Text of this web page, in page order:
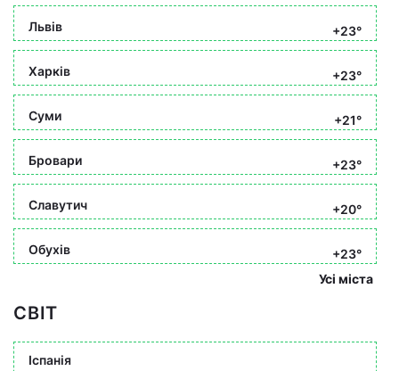
Львів +23°
Харків +23°
Суми +21°
Бровари +23°
Славутич +20°
Обухів
+23°
Усі міста
СВІТ
Іспанія